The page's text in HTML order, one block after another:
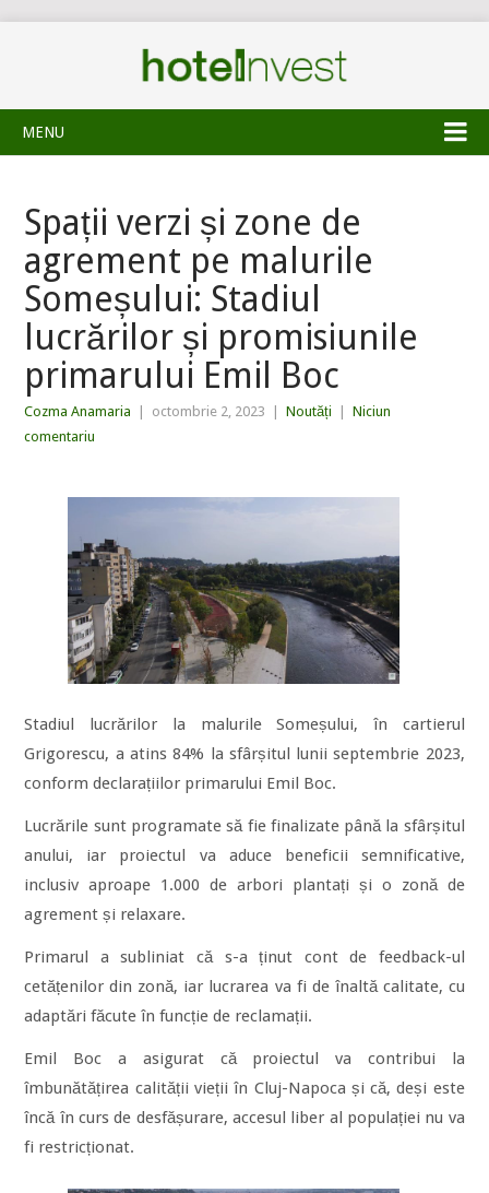
MENU
Spații verzi și zone de
agrement pe malurile
Someșului: Stadiul
lucrărilor și promisiunile
primarului Emil Boc
Cozma Anamaria octombrie 2, 2023 Noutăți
Niciun
comentariu
Stadiul lucrărilor la malurile Someșului, în cartierul
Grigorescu, a atins 84% la sfârșitul lunii septembrie 2023,
conform declarațiilor primarului Emil Boc.
Lucrările sunt programate să fie finalizate până la sfârșitul
anului, iar proiectul va aduce beneficii semnificative,
inclusiv aproape 1.000 de arbori plantați și o zonă de
agrement și relaxare.
Primarul a subliniat că s-a ținut cont de feedback-ul
cetățenilor din zonă, iar lucrarea va fi de înaltă calitate, cu
adaptări făcute în funcție de reclamații.
Emil Boc a asigurat că proiectul va contribui la
îmbunătățirea calității vieții în Cluj-Napoca și că, deși este
încă în curs de desfășurare, accesul liber al populației nu va
fi restricționat.